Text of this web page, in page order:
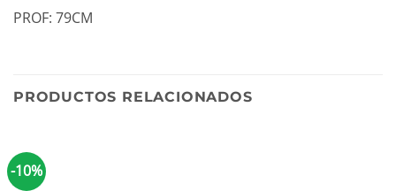
PROF: 79CM
PRODUCTOS RELACIONADOS
-10%